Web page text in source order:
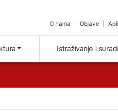
O nama Objave
Istraživanje i